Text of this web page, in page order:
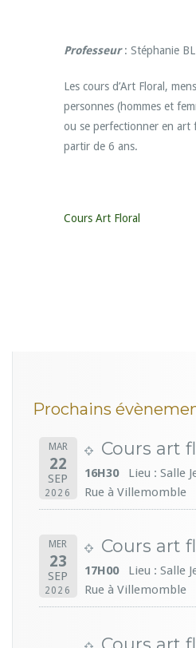
Professeur: Stéphanie
Les cours d’Art Floral,
personnes (hommes et
ou se perfectionner en art
partir de 6 ans.
Cours Art Floral
Prochains
MAR
22
SEP
2026
Cours art
16H30
Lieu : Salle
Rue à Villemomble
MER
23
SEP
2026
Cours art
17H00
Lieu : Salle
Rue à Villemomble